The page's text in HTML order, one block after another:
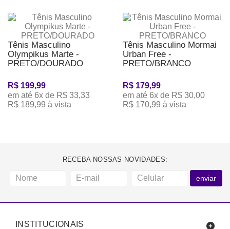
Tênis Masculino
Olympikus Marte -
PRETO/DOURADO
R$ 199,99
em até 6x de R$ 33,33
R$ 189,99 à vista
Tênis Masculino Mormai
Urban Free -
PRETO/BRANCO
R$ 179,99
em até 6x de R$ 30,00
R$ 170,99 à vista
RECEBA NOSSAS NOVIDADES:
enviar
INSTITUCIONAIS